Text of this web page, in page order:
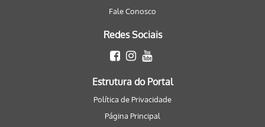
Fale Conosco
Redes Sociais
Estrutura do Portal
Política de Privacidade
Página Principal